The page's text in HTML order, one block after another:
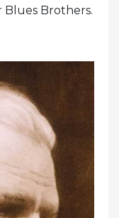
Blues Brothers.